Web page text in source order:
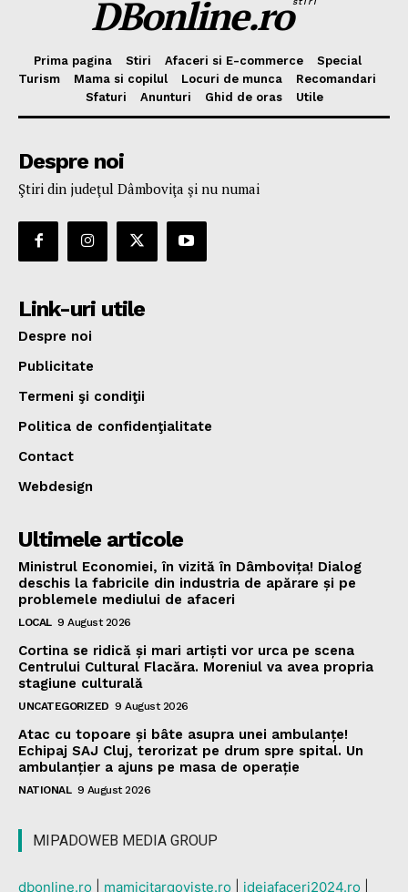
DBonline.ro
Prima pagina Stiri Afaceri si E-commerce
Special
Turism
Mama si copilul Locuri de munca
Recomandari
Sfaturi
Anunturi Ghid de oras Utile
Despre noi
Ştiri din judeţul Dâmboviţa şi nu numai
Link-uri utile
Despre noi
Publicitate
Termeni şi condiţii
Politica de confidenţialitate
Contact
Webdesign
Ultimele articole
Ministrul Economiei, în vizită în Dâmbovița! Dialog
deschis la fabricile din industria de apărare și pe
problemele mediului de afaceri
LOCAL 9 August 2026
Cortina se ridică și mari artiști vor urca pe scena
Centrului Cultural Flacăra. Moreniul va avea propria
stagiune culturală
UNCATEGORIZED 9 August 2026
Atac cu topoare și bâte asupra unei ambulanțe!
Echipaj SAJ Cluj, terorizat pe drum spre spital. Un
ambulanțier a ajuns pe masa de operație
NATIONAL 9 August 2026
MIPADOWEB MEDIA GROUP
dbonline.ro mamicitargoviste.ro ideiafaceri2024.ro